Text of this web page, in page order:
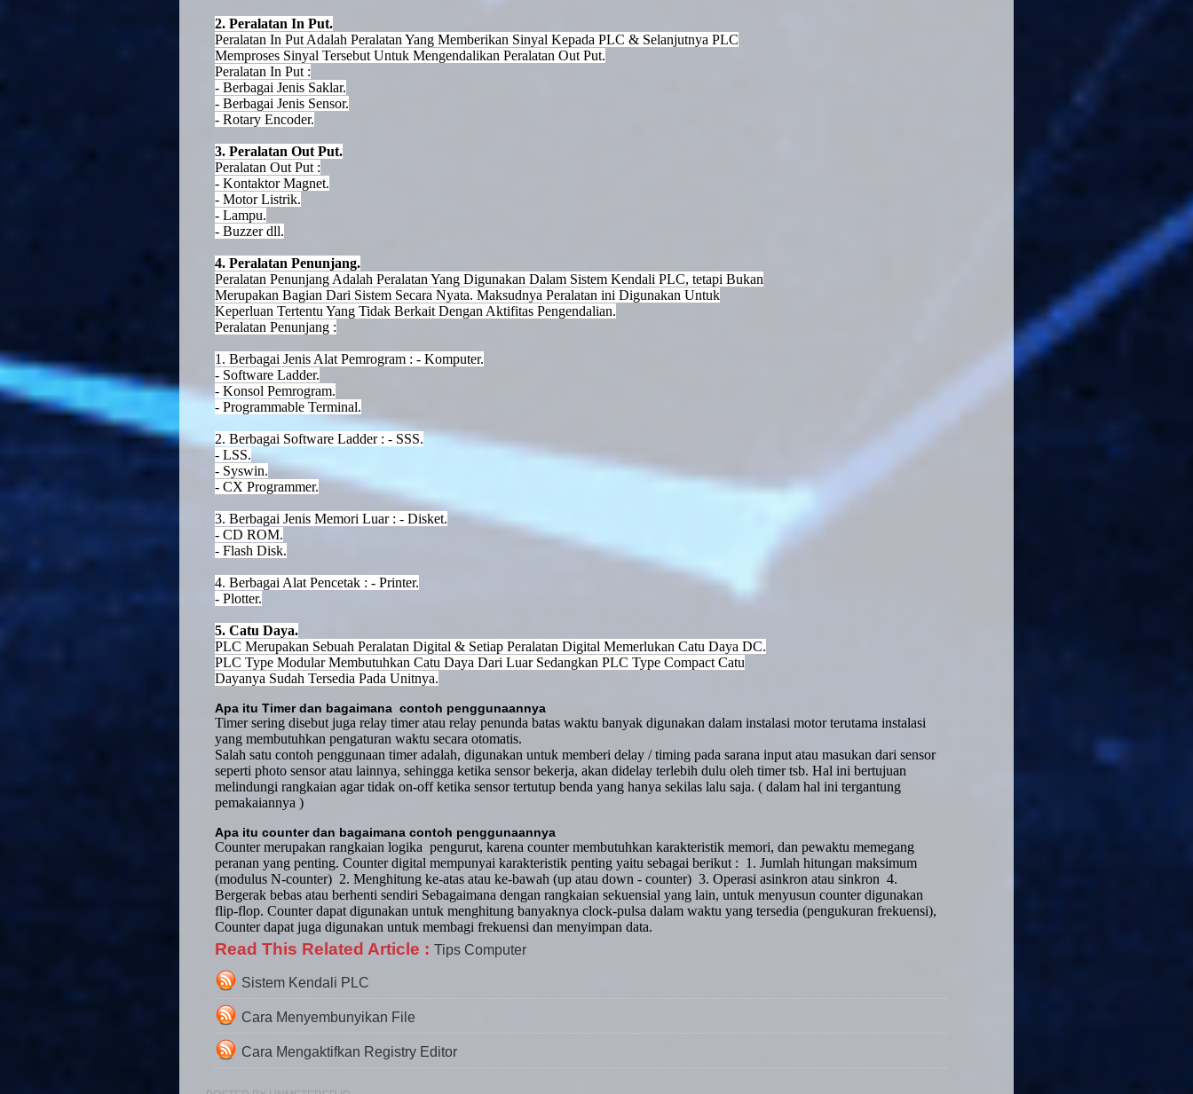
2. Peralatan In Put.
Peralatan In Put Adalah Peralatan Yang Memberikan Sinyal Kepada PLC & Selanjutnya PLC
Memproses Sinyal Tersebut Untuk Mengendalikan Peralatan Out Put.
Peralatan In Put :
- Berbagai Jenis Saklar.
- Berbagai Jenis Sensor.
- Rotary Encoder.
3. Peralatan Out Put.
Peralatan Out Put :
- Kontaktor Magnet.
- Motor Listrik.
- Lampu.
- Buzzer dll.
4. Peralatan Penunjang.
Peralatan Penunjang Adalah Peralatan Yang Digunakan Dalam Sistem Kendali PLC, tetapi Bukan
Merupakan Bagian Dari Sistem Secara Nyata. Maksudnya Peralatan ini Digunakan Untuk
Keperluan Tertentu Yang Tidak Berkait Dengan Aktifitas Pengendalian.
Peralatan Penunjang :
1. Berbagai Jenis Alat Pemrogram : - Komputer.
- Software Ladder.
- Konsol Pemrogram.
- Programmable Terminal.
2. Berbagai Software Ladder : - SSS.
- LSS.
- Syswin.
- CX Programmer.
3. Berbagai Jenis Memori Luar : - Disket.
- CD ROM.
- Flash Disk.
4. Berbagai Alat Pencetak : - Printer.
- Plotter.
5. Catu Daya.
PLC Merupakan Sebuah Peralatan Digital & Setiap Peralatan Digital Memerlukan Catu Daya DC.
PLC Type Modular Membutuhkan Catu Daya Dari Luar Sedangkan PLC Type Compact Catu
Dayanya Sudah Tersedia Pada Unitnya.
Apa itu Timer dan bagaimana contoh penggunaannya
Timer sering disebut juga relay timer atau relay penunda batas waktu banyak digunakan dalam instalasi motor terutama instalasi
yang membutuhkan pengaturan waktu secara otomatis.
Salah satu contoh penggunaan timer adalah, digunakan untuk memberi delay / timing pada sarana input atau masukan dari sensor
seperti photo sensor atau lainnya, sehingga ketika sensor bekerja, akan didelay terlebih dulu oleh timer tsb. Hal ini bertujuan
melindungi rangkaian agar tidak on-off ketika sensor tertutup benda yang hanya sekilas lalu saja. ( dalam hal ini tergantung
pemakaiannya )
Apa itu counter dan bagaimana contoh penggunaannya
Counter merupakan rangkaian logika pengurut, karena counter membutuhkan karakteristik memori, dan pewaktu memegang
peranan yang penting. Counter digital mempunyai karakteristik penting yaitu sebagai berikut : 1. Jumlah hitungan maksimum
(modulus N-counter) 2. Menghitung ke-atas atau ke-bawah (up atau down - counter) 3. Operasi asinkron atau sinkron 4.
Bergerak bebas atau berhenti sendiri Sebagaimana dengan rangkaian sekuensial yang lain, untuk menyusun counter digunakan
flip-flop. Counter dapat digunakan untuk menghitung banyaknya clock-pulsa dalam waktu yang tersedia (pengukuran frekuensi),
Counter dapat juga digunakan untuk membagi frekuensi dan menyimpan data.
Read This Related Article : Tips Computer
Sistem Kendali PLC
Cara Menyembunyikan File
Cara Mengaktifkan Registry Editor